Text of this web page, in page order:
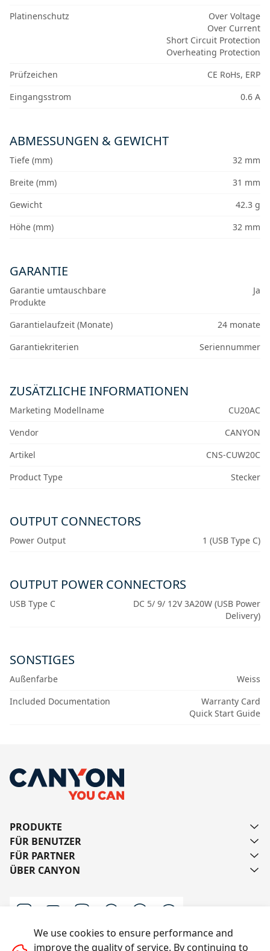
Platinenschutz
Over Voltage
Over Current
Short Circuit Protection
Overheating Protection
Prüfzeichen
CE RoHs, ERP
Eingangsstrom
0.6 A
ABMESSUNGEN & GEWICHT
Tiefe (mm)
32 mm
Breite (mm)
31 mm
Gewicht
42.3 g
Höhe (mm)
32 mm
GARANTIE
Garantie umtauschbare
Produkte
Ja
Garantielaufzeit (Monate)
24 monate
Garantiekriterien
Seriennummer
ZUSÄTZLICHE INFORMATIONEN
Marketing Modellname
CU20AC
Vendor
CANYON
Artikel
CNS-CUW20C
Product Type
Stecker
OUTPUT CONNECTORS
Power Output 1 (USB Type C)
OUTPUT POWER CONNECTORS
USB Type C
DC 5/ 9/ 12V 3A20W (USB Power
Delivery)
SONSTIGES
Außenfarbe
Weiss
Included Documentation
Warranty Card
Quick Start Guide
PRODUKTE
FÜR BENUTZER
FÜR PARTNER
ÜBER CANYON
We use cookies to ensure performance and
improve the quality of service. By continuing to